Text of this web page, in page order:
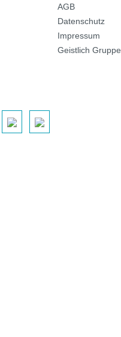
AGB
Datenschutz
Impressum
Geistlich Gruppe